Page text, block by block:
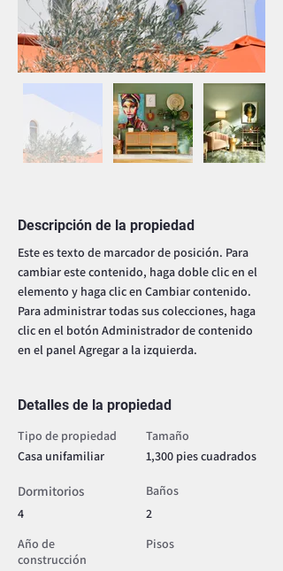
Descripción de la propiedad
Este es texto de marcador de posición. Para
cambiar este contenido, haga doble clic en el
elemento y haga clic en Cambiar contenido.
Para administrar todas sus colecciones, haga
clic en el botón Administrador de contenido
en el panel Agregar a la izquierda.
Detalles de la propiedad
Tipo de propiedad
Casa unifamiliar
Dormitorios
4
Año de
construcción
Tamaño
1,300 pies cuadrados
Baños
2
Pisos